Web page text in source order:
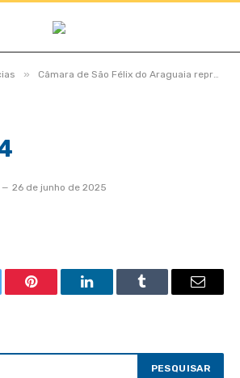
» Câmara de São Félix do Araguaia reprova contas da ex-prefeita Janailza Taveira Leite; população lota plenário e decisão gera forte repercussão
26 de junho de 2025
Pinterest LinkedInTumblr Email